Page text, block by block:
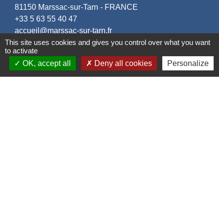
81150 Marssac-sur-Tarn - FRANCE
+33 5 63 55 40 47
accueil@marssac-sur-tarn.fr
Lien vers les HORAIRES et CONTACTS
de chaque service
This site uses cookies and gives you control over what you want
to activate
OK, accept all
Deny all cookies Personalize